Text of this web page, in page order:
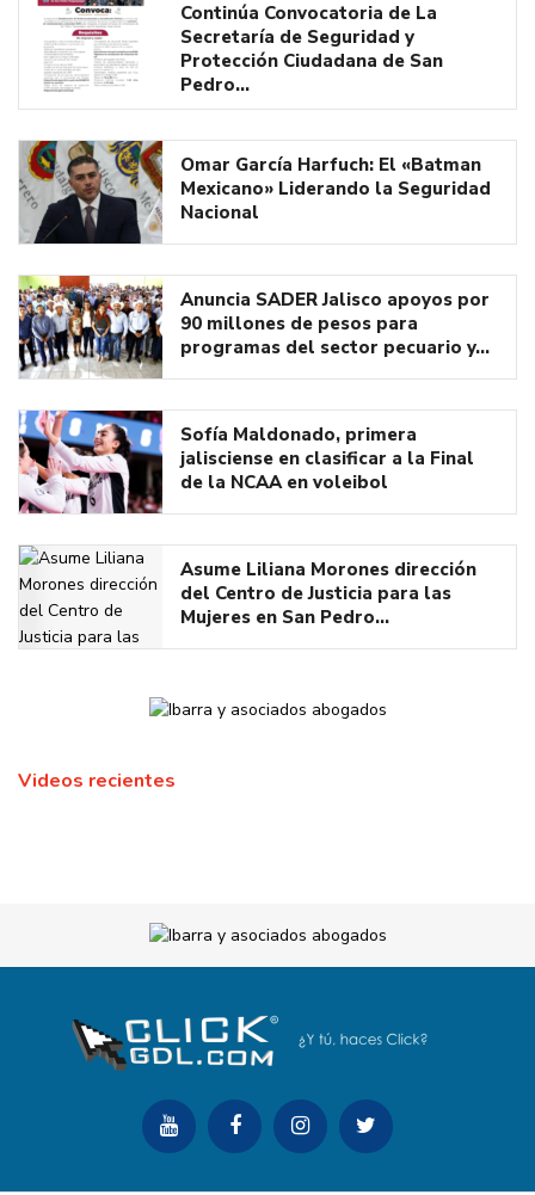
Continúa Convocatoria de La
Secretaría de Seguridad y
Protección Ciudadana de San
Pedro…
Omar García Harfuch: El «Batman
Mexicano» Liderando la Seguridad
Nacional
Anuncia SADER Jalisco apoyos por
90 millones de pesos para
programas del sector pecuario y…
Sofía Maldonado, primera
jalisciense en clasificar a la Final
de la NCAA en voleibol
Asume Liliana Morones dirección
del Centro de Justicia para las
Mujeres en San Pedro…
Videos recientes